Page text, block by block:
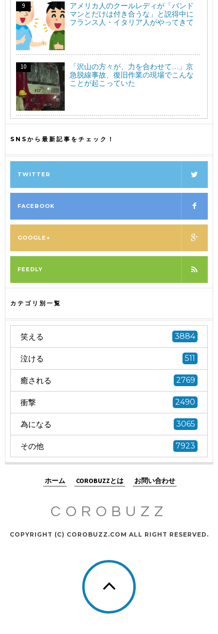
アメリカ人のクールレディが「バンド
マンとだけは付き合うな」と説得中に
フランス人・イタリア人がやってきて
「沢山の方々が、力を合わせて…」京
急脱線事故、復旧作業の現場でこんな
ことが起こっていた
SNSから最新記事をチェック！
TWITTER
FACEBOOK
GOOGLE+
FEEDLY
カテゴリ別一覧
笑える 3884
泣ける 511
癒される 2769
衝撃 2490
為になる 3065
その他 7923
ホーム COROBUZZとは お問い合わせ
COROBUZZ
COPYRIGHT (C) COROBUZZ.COM ALL RIGHT RESERVED.